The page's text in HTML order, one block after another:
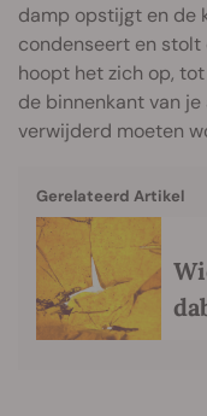
damp opstijgt en de
condenseert en stolt
hoopt het zich op,
de binnenkant van
verwijderd moeten
Gerelateerd Artikel